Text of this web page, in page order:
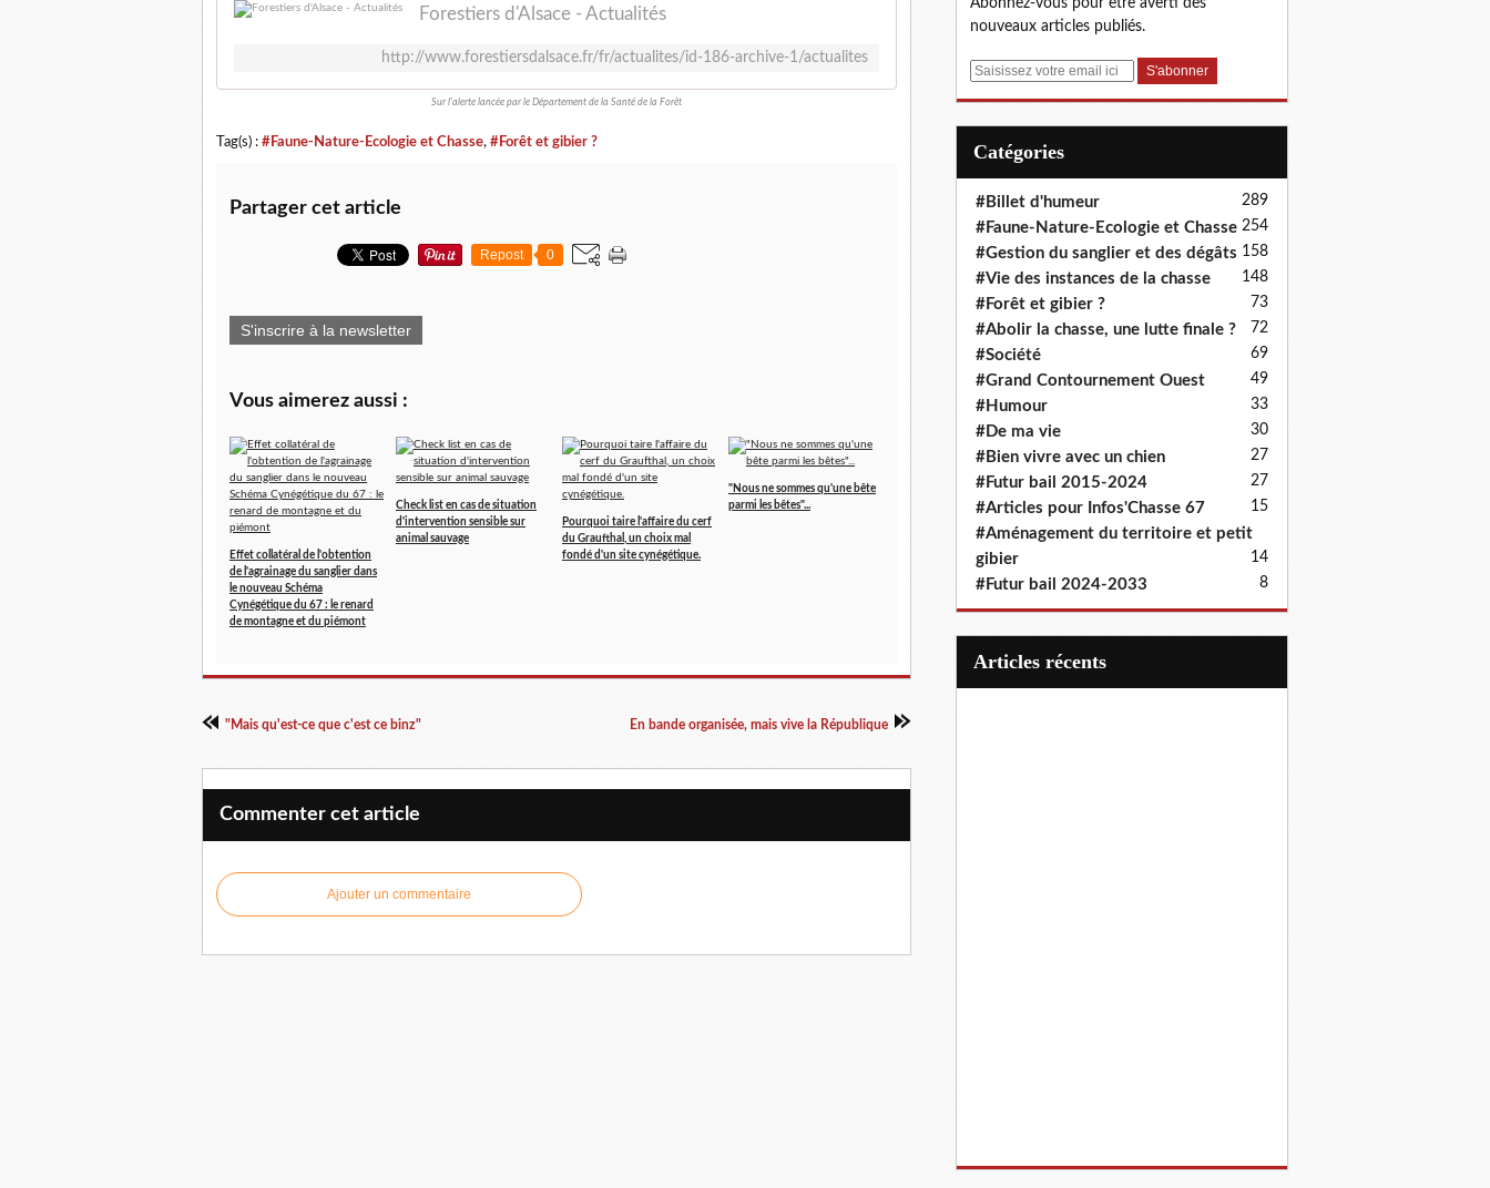
Forestiers d'Alsace - Actualités
http://www.forestiersdalsace.fr/fr/actualites/id-186-archive-1/actualites
Sur l'alerte lancée par le Département de la Santé de la Forêt
Tag(s) : #Faune-Nature-Ecologie et Chasse, #Forêt et gibier ?
Partager cet article
Repost 0
S'inscrire à la newsletter
Vous aimerez aussi :
Effet collatéral de l'obtention
de l'agrainage du sanglier dans
le nouveau Schéma
Cynégétique du 67 : le renard
de montagne et du piémont
Check list en cas de situation
d'intervention sensible sur
animal sauvage
Pourquoi taire l'affaire du cerf
du Graufthal, un choix mal
fondé d'un site cynégétique.
"Nous ne sommes qu'une bête
parmi les bêtes"...
"Mais qu'est-ce que c'est ce binz" En bande organisée, mais vive la République
Commenter cet article
Ajouter un commentaire
Abonnez-vous pour être averti des
nouveaux articles publiés.
E
Catégories
#Billet d'humeur 289
#Faune-Nature-Ecologie et Chasse 254
#Gestion du sanglier et des dégâts 158
#Vie des instances de la chasse 148
#Forêt et gibier ? 73
#Abolir la chasse, une lutte finale ? 72
#Société 69
#Grand Contournement Ouest 49
#Humour 33
#De ma vie 30
#Bien vivre avec un chien 27
#Futur bail 2015-2024 27
#Articles pour Infos'Chasse 67 15
#Aménagement du territoire et petit
gibier
14
#Futur bail 2024-2033 8
articles récents